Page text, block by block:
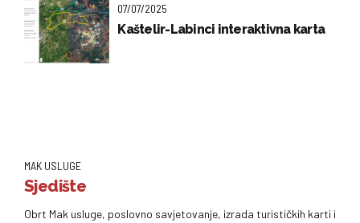
07/07/2025
Kaštelir-Labinci interaktivna karta
MAK USLUGE
Sjedište
Obrt Mak usluge, poslovno savjetovanje, izrada turističkih karti i